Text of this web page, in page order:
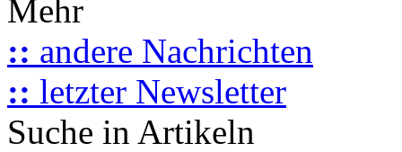
Mehr
:: andere Nachrichten
:: letzter Newsletter
Suche in Artikeln